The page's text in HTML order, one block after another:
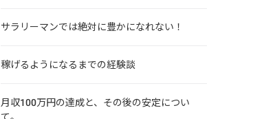
サラリーマンでは絶対に豊かになれない！
稼げるようになるまでの経験談
月収100万円の達成と、その後の安定につい